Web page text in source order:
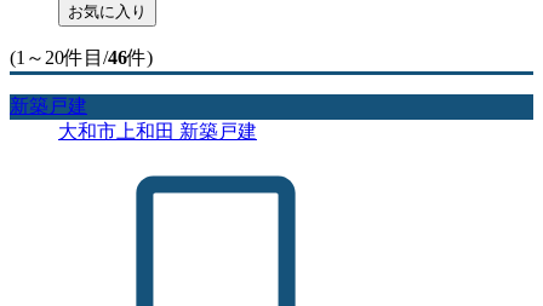
お気に入り
(1～20件目/46件)
新築戸建
大和市上和田 新築戸建